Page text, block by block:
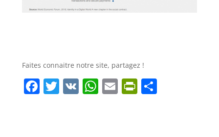
Faites connaitre notre site, partagez !
F T V W E PrP